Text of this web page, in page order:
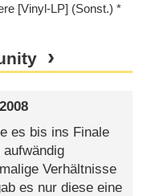
[Vinyl-LP] (Sonst.)
es bis ins Finale
Verhältnisse
es nur diese eine